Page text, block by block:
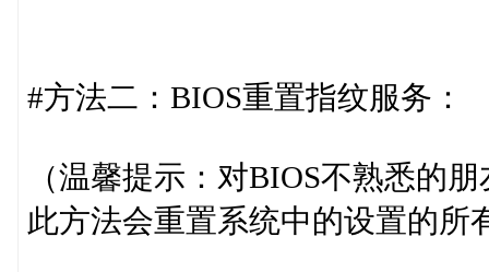
#方法二：BIOS重置指纹服务：
（温馨提示：对BIOS不熟悉的
此方法会重置系统中的设置的所